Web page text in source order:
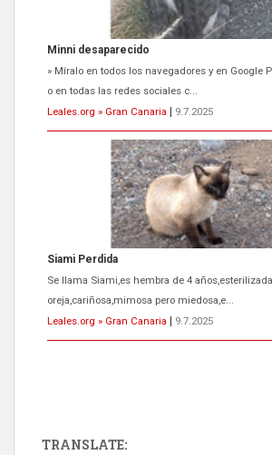
Siami Perdida
Se llama Siami,es hembra de 4
oreja,cariñosa,mimosa pero miedosa,e...
Leales.org » Gran Canaria
9.7.2025
ADOPCIÓN URGENTE GATA TEROR GRAN
El ayuntamiento se va a llevar a Los Gatos
próximos días, ella incluida...
Leales.org » Gran Canaria
9.7.2025
TRANSLATE: